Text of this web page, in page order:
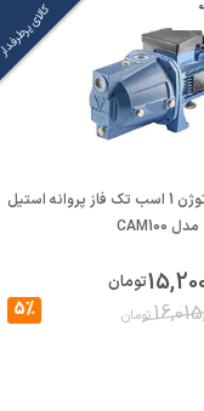
کالای پرطرفدار
پمپ آب جتی موتوژن 1 اسب تک فاز پروانه استیل
مدل CAM100
تومان
تومان 5%